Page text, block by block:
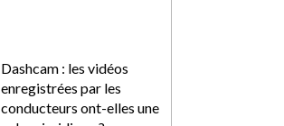
Dashcam : les vidéos
enregistrées par les
conducteurs ont-elles une